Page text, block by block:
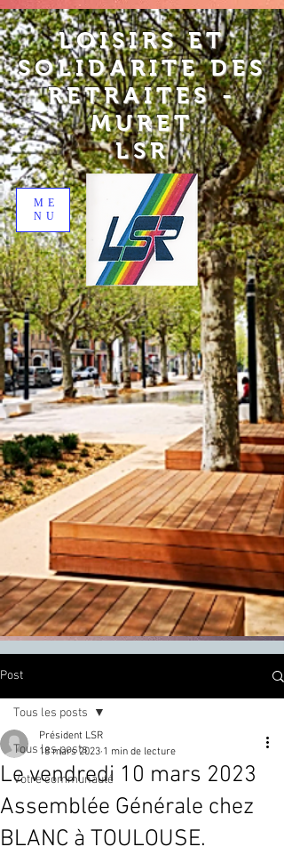
LOISIRS ET
SOLIDARITE DES
RETRAITES -
MURET
LSR
ME
NU
Post
Tous les posts
Votre communauté
Tous les posts
Le vendredi 10 mars 2023
Assemblée Générale chez
BLANC à TOULOUSE.
Président LSR
18 mars 2023 1 min de lecture